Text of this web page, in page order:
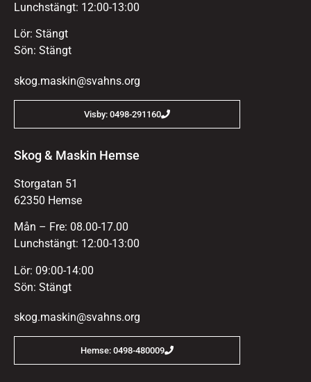
Lunchstängt: 12:00-13:00
Lör: Stängt
Sön: Stängt
skog.maskin@svahns.org
Visby: 0498-291160
Skog & Maskin Hemse
Storgatan 51
62350 Hemse
Mån – Fre: 08.00-17.00
Lunchstängt: 12:00-13:00
Lör: 09:00-14:00
Sön: Stängt
skog.maskin@svahns.org
Hemse: 0498-480009